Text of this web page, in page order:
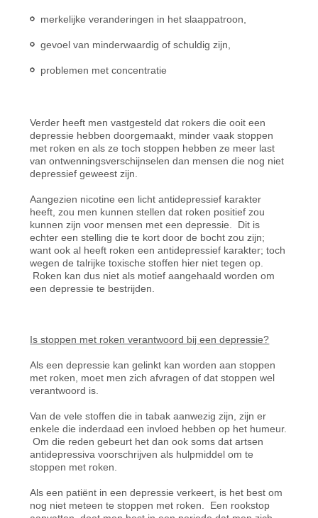
merkelijke veranderingen in het slaappatroon,
gevoel van minderwaardig of schuldig zijn,
problemen met concentratie
Verder heeft men vastgesteld dat rokers die ooit een
depressie hebben doorgemaakt, minder vaak stoppen
met roken en als ze toch stoppen hebben ze meer last
van ontwenningsverschijnselen dan mensen die nog niet
depressief geweest zijn.
Aangezien nicotine een licht antidepressief karakter
heeft, zou men kunnen stellen dat roken positief zou
kunnen zijn voor mensen met een depressie. Dit is
echter een stelling die te kort door de bocht zou zijn;
want ook al heeft roken een antidepressief karakter; toch
wegen de talrijke toxische stoffen hier niet tegen op.
Roken kan dus niet als motief aangehaald worden om
een depressie te bestrijden.
Is stoppen met roken verantwoord bij een depressie?
Als een depressie kan gelinkt kan worden aan stoppen
met roken, moet men zich afvragen of dat stoppen wel
verantwoord is.
Van de vele stoffen die in tabak aanwezig zijn, zijn er
enkele die inderdaad een invloed hebben op het humeur.
Om die reden gebeurt het dan ook soms dat artsen
antidepressiva voorschrijven als hulpmiddel om te
stoppen met roken.
Als een patiënt in een depressie verkeert, is het best om
nog niet meteen te stoppen met roken. Een rookstop